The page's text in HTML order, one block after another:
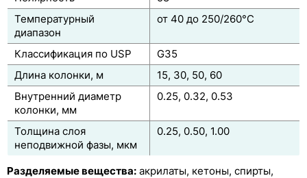
Температурный
диапазон
от 40 до 250/260°C
Классификация по USP
G35
Длина колонки, м
15, 30, 50, 60
Внутренний диаметр
колонки, мм
0.25, 0.32, 0.53
Толщина слоя
неподвижной фазы, мкм
0.25, 0.50, 1.00
Разделяемые вещества: акрилаты, кетоны, спирты,
ZB-35HT Inferno
ZB-50
ZB-624
ZB-1701
ZB-1701P
ZB-WAX